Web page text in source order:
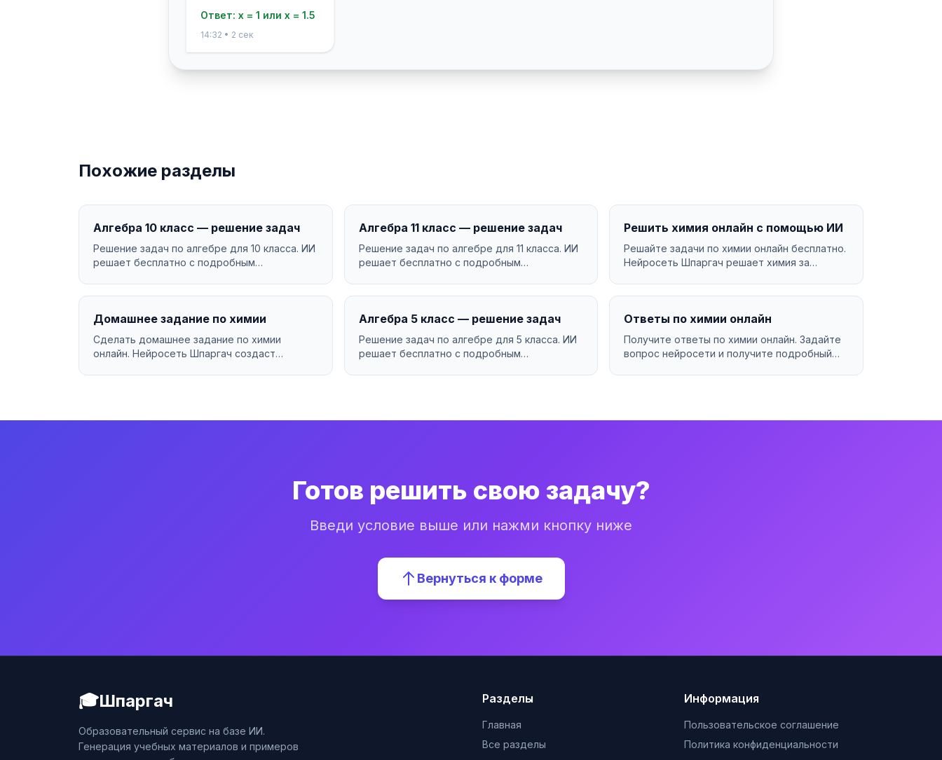
Ответ: x = 1 или x = 1.5
14:32 • 2 сек
Похожие разделы
Алгебра 10 класс — решение задач
Решение задач по алгебре для 10 класса. ИИ
решает бесплатно с подробным
Алгебра 11 класс — решение задач
Решение задач по алгебре для 11 класса. ИИ
решает бесплатно с подробным
Решить химия онлайн с помощью ИИ
Решайте задачи по химии онлайн бесплатно.
Нейросеть Шпаргач решает химия за
Домашнее задание по химии
Сделать домашнее задание по химии
онлайн. Нейросеть Шпаргач создаст
Алгебра 5 класс — решение задач
Решение задач по алгебре для 5 класса. ИИ
решает бесплатно с подробным
Ответы по химии онлайн
Получите ответы по химии онлайн. Задайте
вопрос нейросети и получите подробный
Готов решить свою задачу?
Введи условие выше или нажми кнопку ниже
Вернуться к форме
🎓Шпаргач
Образовательный сервис на базе ИИ.
Генерация учебных материалов и примеров
Разделы
Главная
Все разделы
Информация
Пользовательское соглашение
Политика конфиденциальности